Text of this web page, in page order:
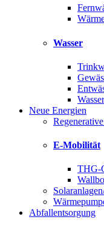
Wasser
Neue Energien
E-Mobilität
THG-
Abfallentsorgung